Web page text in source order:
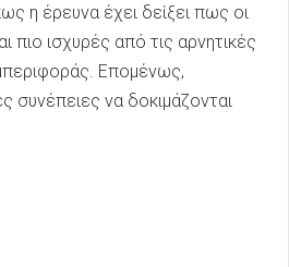
η έρευνα έχει δείξει πως οι
πιο ισχυρές από τις αρνητικές
Επομένως,
συνέπειες να δοκιμάζονται